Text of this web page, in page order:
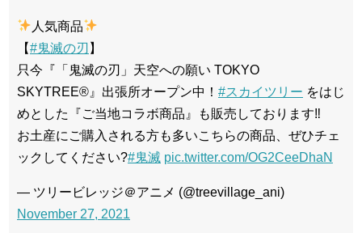
人気商品
【#鬼滅の刃 】
只今『「鬼滅の刃」天空への願い TOKYO
SKYTREE®』出張所オープン中！ #スカイツリー をはじ
めとした『ご当地コラボ商品』も販売しております‼
お土産にご購入される方も多いこちらの商品、ぜひチェ
ックしてください?#鬼滅 pic.twitter.com/OG2CeeDhaN
— ツリービレッジ＠アニメ (@treevillage_ani)
November 27, 2021